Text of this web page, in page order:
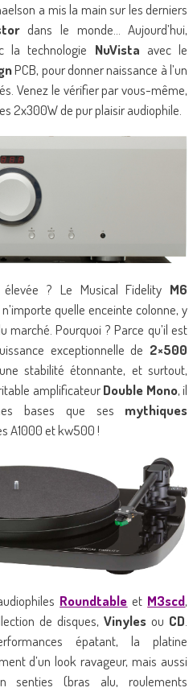
a mis la main sur les derniers
dans le monde… Aujourd’hui,
la technologie NuVista avec le
PCB, pour donner naissance à l’un
Venez le vérifier par vous-même,
2x300W de pur plaisir audiophile.
? Le Musical Fidelity M6
quelle enceinte colonne, y
marché. Pourquoi ? Parce qu’il est
exceptionnelle de 2×500
stabilité étonnante, et surtout,
amplificateurDouble Mono, il
bases que ses mythiques
A1000 et kw500 !
Roundtable et M3scd,
de disques,Vinyles ou CD.
épatant, la platine
d’un look ravageur, mais aussi
senties (bras alu, roulements